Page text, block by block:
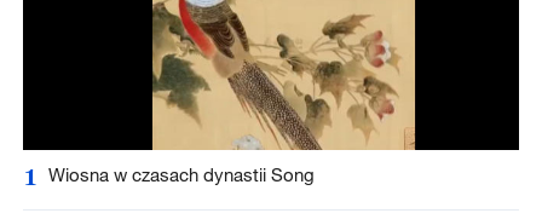
1 Wiosna w czasach dynastii Song